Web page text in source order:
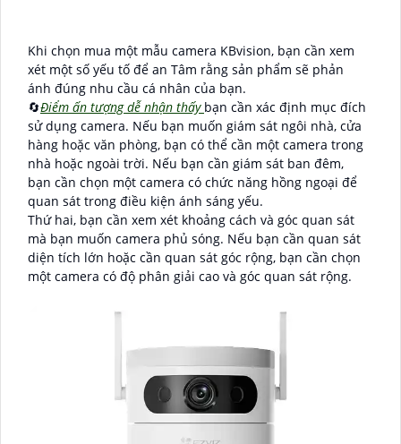
Khi chọn mua một mẫu camera KBvision, bạn cần xem
xét một số yếu tố để an Tâm rằng sản phẩm sẽ phản
ánh đúng nhu cầu cá nhân của bạn.
🔄Điểm ấn tượng dễ nhận thấy bạn cần xác định mục đích
sử dụng camera. Nếu bạn muốn giám sát ngôi nhà, cửa
hàng hoặc văn phòng, bạn có thể cần một camera trong
nhà hoặc ngoài trời. Nếu bạn cần giám sát ban đêm,
bạn cần chọn một camera có chức năng hồng ngoại để
quan sát trong điều kiện ánh sáng yếu.
Thứ hai, bạn cần xem xét khoảng cách và góc quan sát
mà bạn muốn camera phủ sóng. Nếu bạn cần quan sát
diện tích lớn hoặc cần quan sát góc rộng, bạn cần chọn
một camera có độ phân giải cao và góc quan sát rộng.